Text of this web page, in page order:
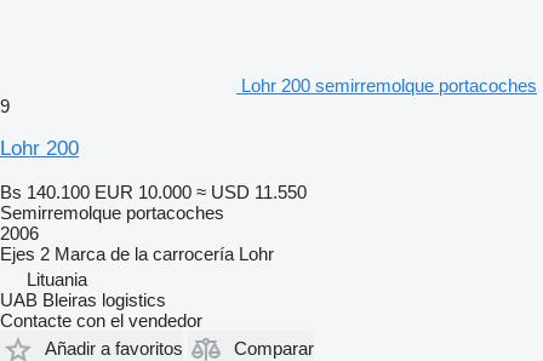
Lohr 200 semirremolque portacoches
9
Lohr 200
Bs 140.100 EUR 10.000 ≈ USD 11.550
Semirremolque portacoches
2006
Ejes 2 Marca de la carrocería Lohr
Lituania
UAB Bleiras logistics
Contacte con el vendedor
Añadir a favoritos
Comparar